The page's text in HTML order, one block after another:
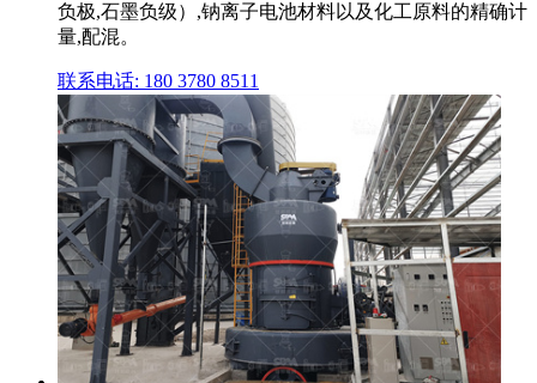
负极,石墨负级）,钠离子电池材料以及化工原料的精确计
量,配混。
联系电话: 180 3780 8511